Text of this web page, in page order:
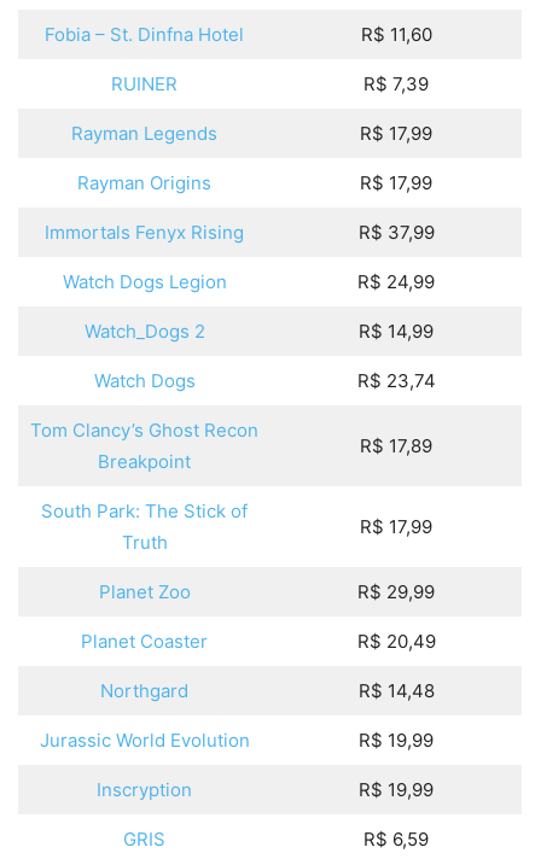
Fobia – St. Dinfna Hotel R$ 11,60
RUINER R$ 7,39
Rayman Legends R$ 17,99
Rayman Origins R$ 17,99
Immortals Fenyx Rising R$ 37,99
Watch Dogs Legion R$ 24,99
Watch_Dogs 2 R$ 14,99
Watch Dogs R$ 23,74
Tom Clancy’s Ghost Recon
Breakpoint
R$ 17,89
South Park: The Stick of
Truth
R$ 17,99
Planet Zoo R$ 29,99
Planet Coaster R$ 20,49
Northgard R$ 14,48
Jurassic World Evolution R$ 19,99
Inscryption R$ 19,99
GRIS R$ 6,59